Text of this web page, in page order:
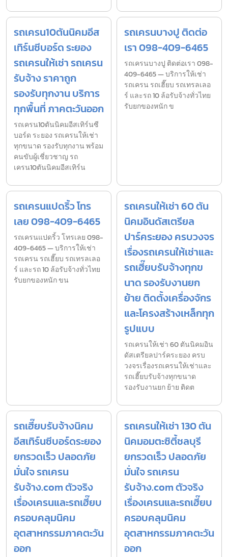
รถเครน10ตันนิคมอีส
เทิร์นซีบอร์ด ระยอง
รถเครนให้เช่า รถเครน
รับจ้าง ราคาถูก
รองรับทุกงาน บริการ
ทุกพื้นที่ ภาคตะวันออก
รถเครน10ตันนิคมอีสเทิร์นซี
บอร์ด ระยอง รถเครนให้เช่า
ทุกขนาด รองรับทุกงาน พร้อม
คนขับผู้เชี่ยวชาญ รถ
เครน10ตันนิคมอีสเทิร์น
รถเครนบางปู ติดต่อ
เรา 098-409-6465
รถเครนบางปู ติดต่อเรา 098-
409-6465 — บริการให้เช่า
รถเครน รถเฮี๊ยบ รถเทรลเลอ
ร์ และรถ 10 ล้อรับจ้างทั่วไทย
รับยกของหนัก ข
รถเครนแปดริ้ว โทร
เลย 098-409-6465
รถเครนแปดริ้ว โทรเลย 098-
409-6465 — บริการให้เช่า
รถเครน รถเฮี๊ยบ รถเทรลเลอ
ร์ และรถ 10 ล้อรับจ้างทั่วไทย
รับยกของหนัก ขน
รถเครนให้เช่า 60 ตัน
นิคมอินดัสเตรียล
ปาร์คระยอง ครบวงจร
เรื่องรถเครนให้เช่าและ
รถเฮี๊ยบรับจ้างทุกข
นาด รองรับงานยก
ย้าย ติดตั้งเครื่องจักร
และโครงสร้างเหล็กทุก
รูปแบบ
รถเครนให้เช่า 60 ตันนิคมอิน
ดัสเตรียลปาร์คระยอง ครบ
วงจรเรื่องรถเครนให้เช่าและ
รถเฮี๊ยบรับจ้างทุกขนาด
รองรับงานยก ย้าย ติดต
รถเฮี๊ยบรับจ้างนิคม
อีสเทิร์นซีบอร์ดระยอง
ยกรวดเร็ว ปลอดภัย
มั่นใจ รถเครน
รับจ้าง.com ตัวจริง
เรื่องเครนและรถเฮี๊ยบ
ครอบคลุมนิคม
อุตสาหกรรมภาคตะวัน
ออก
รถเครนให้เช่า 130 ตัน
นิคมอมตะซิตี้ชลบุรี
ยกรวดเร็ว ปลอดภัย
มั่นใจ รถเครน
รับจ้าง.com ตัวจริง
เรื่องเครนและรถเฮี๊ยบ
ครอบคลุมนิคม
อุตสาหกรรมภาคตะวัน
ออก